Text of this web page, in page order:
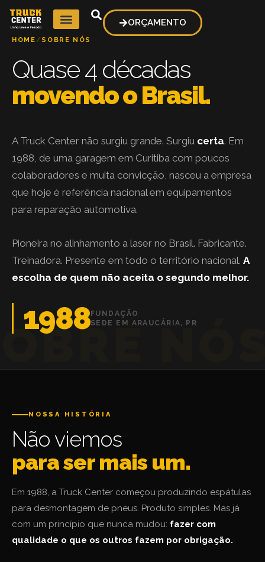
ORÇAMENTO
HOME/ SOBRE NÓS
Quase 4 décadas
movendo o Brasil.
A Truck Center não surgiu grande. Surgiu certa. Em
1988, de uma garagem em Curitiba com poucos
colaboradores e muita convicção, nasceu a empresa
que hoje é referência nacional em equipamentos
para reparação automotiva.
Pioneira no alinhamento a laser no Brasil. Fabricante.
Treinadora. Presente em todo o território nacional. A
escolha de quem não aceita o segundo melhor.
1988FUNDAÇÃO
SEDE EM ARAUCÁRIA, PR
NOSSA HISTÓRIA
Não viemos
para ser mais um.
Em 1988, a Truck Center começou produzindo espátulas
para desmontagem de pneus. Produto simples. Mas já
com um princípio que nunca mudou: fazer com
qualidade o que os outros fazem por obrigação.